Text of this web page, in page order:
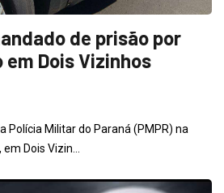
de prisão por
Dois Vizinhos
Polícia Militar do Paraná (PMPR) na
Dois Vizin...